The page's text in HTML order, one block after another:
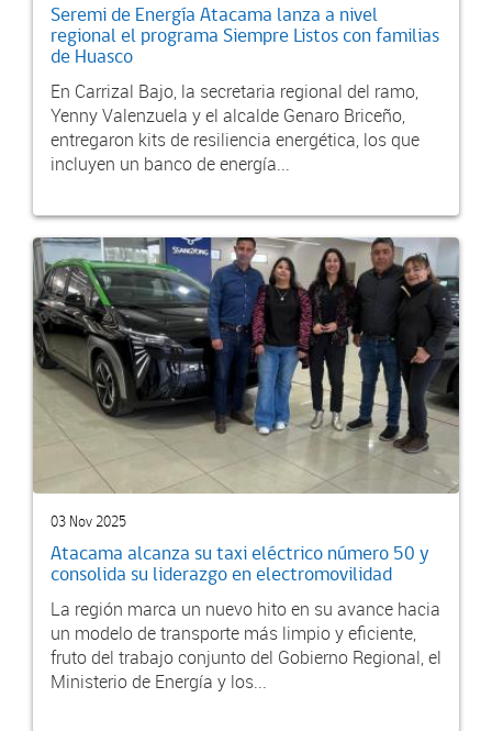
Seremi de Energía Atacama lanza a nivel
regional el programa Siempre Listos con familias
de Huasco
En Carrizal Bajo, la secretaria regional del ramo,
Yenny Valenzuela y el alcalde Genaro Briceño,
entregaron kits de resiliencia energética, los que
incluyen un banco de energía...
03 Nov 2025
Atacama alcanza su taxi eléctrico número 50 y
consolida su liderazgo en electromovilidad
La región marca un nuevo hito en su avance hacia
un modelo de transporte más limpio y eficiente,
fruto del trabajo conjunto del Gobierno Regional, el
Ministerio de Energía y los...